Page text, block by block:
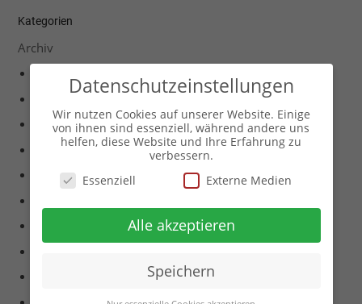
Kategorien
Archiv
Archiv Events 2008
Archiv Events 2011
Archiv Events 2012
Archiv Events 2013
Archiv Events 2015
Datenschutzeinstellungen
Wir nutzen Cookies auf unserer Website. Einige
von ihnen sind essenziell, während andere uns
helfen, diese Website und Ihre Erfahrung zu
verbessern.
Essenziell
Externe Medien
Alle akzeptieren
Speichern